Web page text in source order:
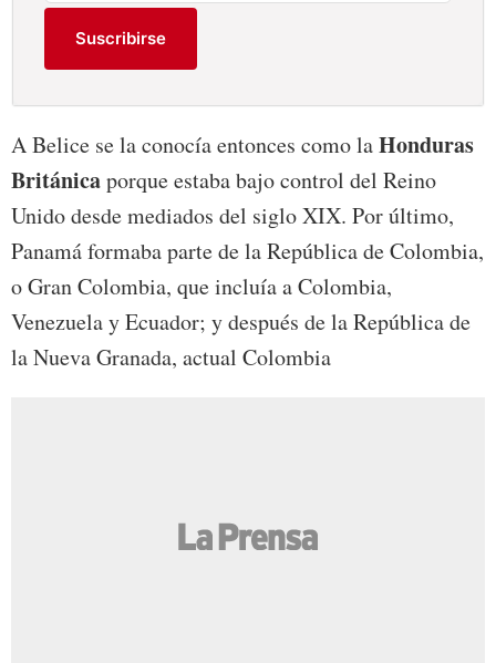
Suscribirse
A Belice se la conocía entonces como laHonduras
Británicaporque estaba bajo control del Reino
Unido desde mediados del siglo XIX. Por último,
Panamá formaba parte de la República de Colombia,
o Gran Colombia, que incluía a Colombia,
Venezuela y Ecuador; y después de la República de
la Nueva Granada, actual Colombia